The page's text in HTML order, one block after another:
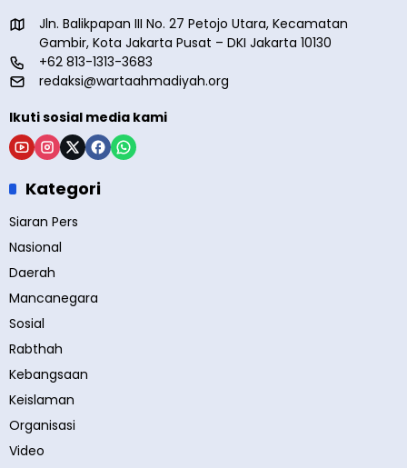
Jln. Balikpapan III No. 27 Petojo Utara, Kecamatan
Gambir, Kota Jakarta Pusat – DKI Jakarta 10130
+62 813-1313-3683
redaksi@wartaahmadiyah.org
Ikuti sosial media kami
Kategori
Siaran Pers
Nasional
Daerah
Mancanegara
Sosial
Rabthah
Kebangsaan
Keislaman
Organisasi
Video